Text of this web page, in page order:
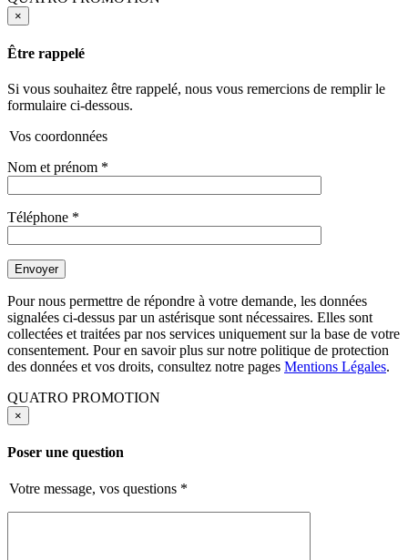
×
Être rappelé
Si vous souhaitez être rappelé, nous vous remercions de remplir le
formulaire ci-dessous.
Vos coordonnées
Nom et prénom *
Téléphone *
Pour nous permettre de répondre à votre demande, les données
signalées ci-dessus par un astérisque sont nécessaires. Elles sont
collectées et traitées par nos services uniquement sur la base de votre
consentement. Pour en savoir plus sur notre politique de protection
des données et vos droits, consultez notre pages Mentions Légales.
QUATRO PROMOTION
×
Poser une question
Votre message, vos questions *